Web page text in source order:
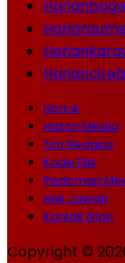
Home
Histori Media
Tim Redaksi
Kode Etik
Pedoman
Hak Jawab
Kontak Iklan
Copyright ©